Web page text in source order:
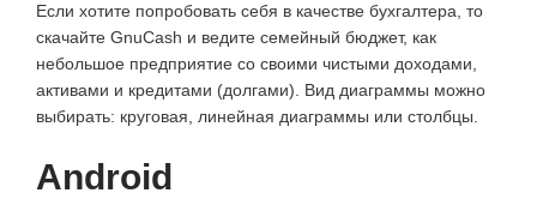
Если хотите попробовать себя в качестве бухгалтера, то
скачайте GnuCash и ведите семейный бюджет, как
небольшое предприятие со своими чистыми доходами,
активами и кредитами (долгами). Вид диаграммы можно
выбирать: круговая, линейная диаграммы или столбцы.
Android